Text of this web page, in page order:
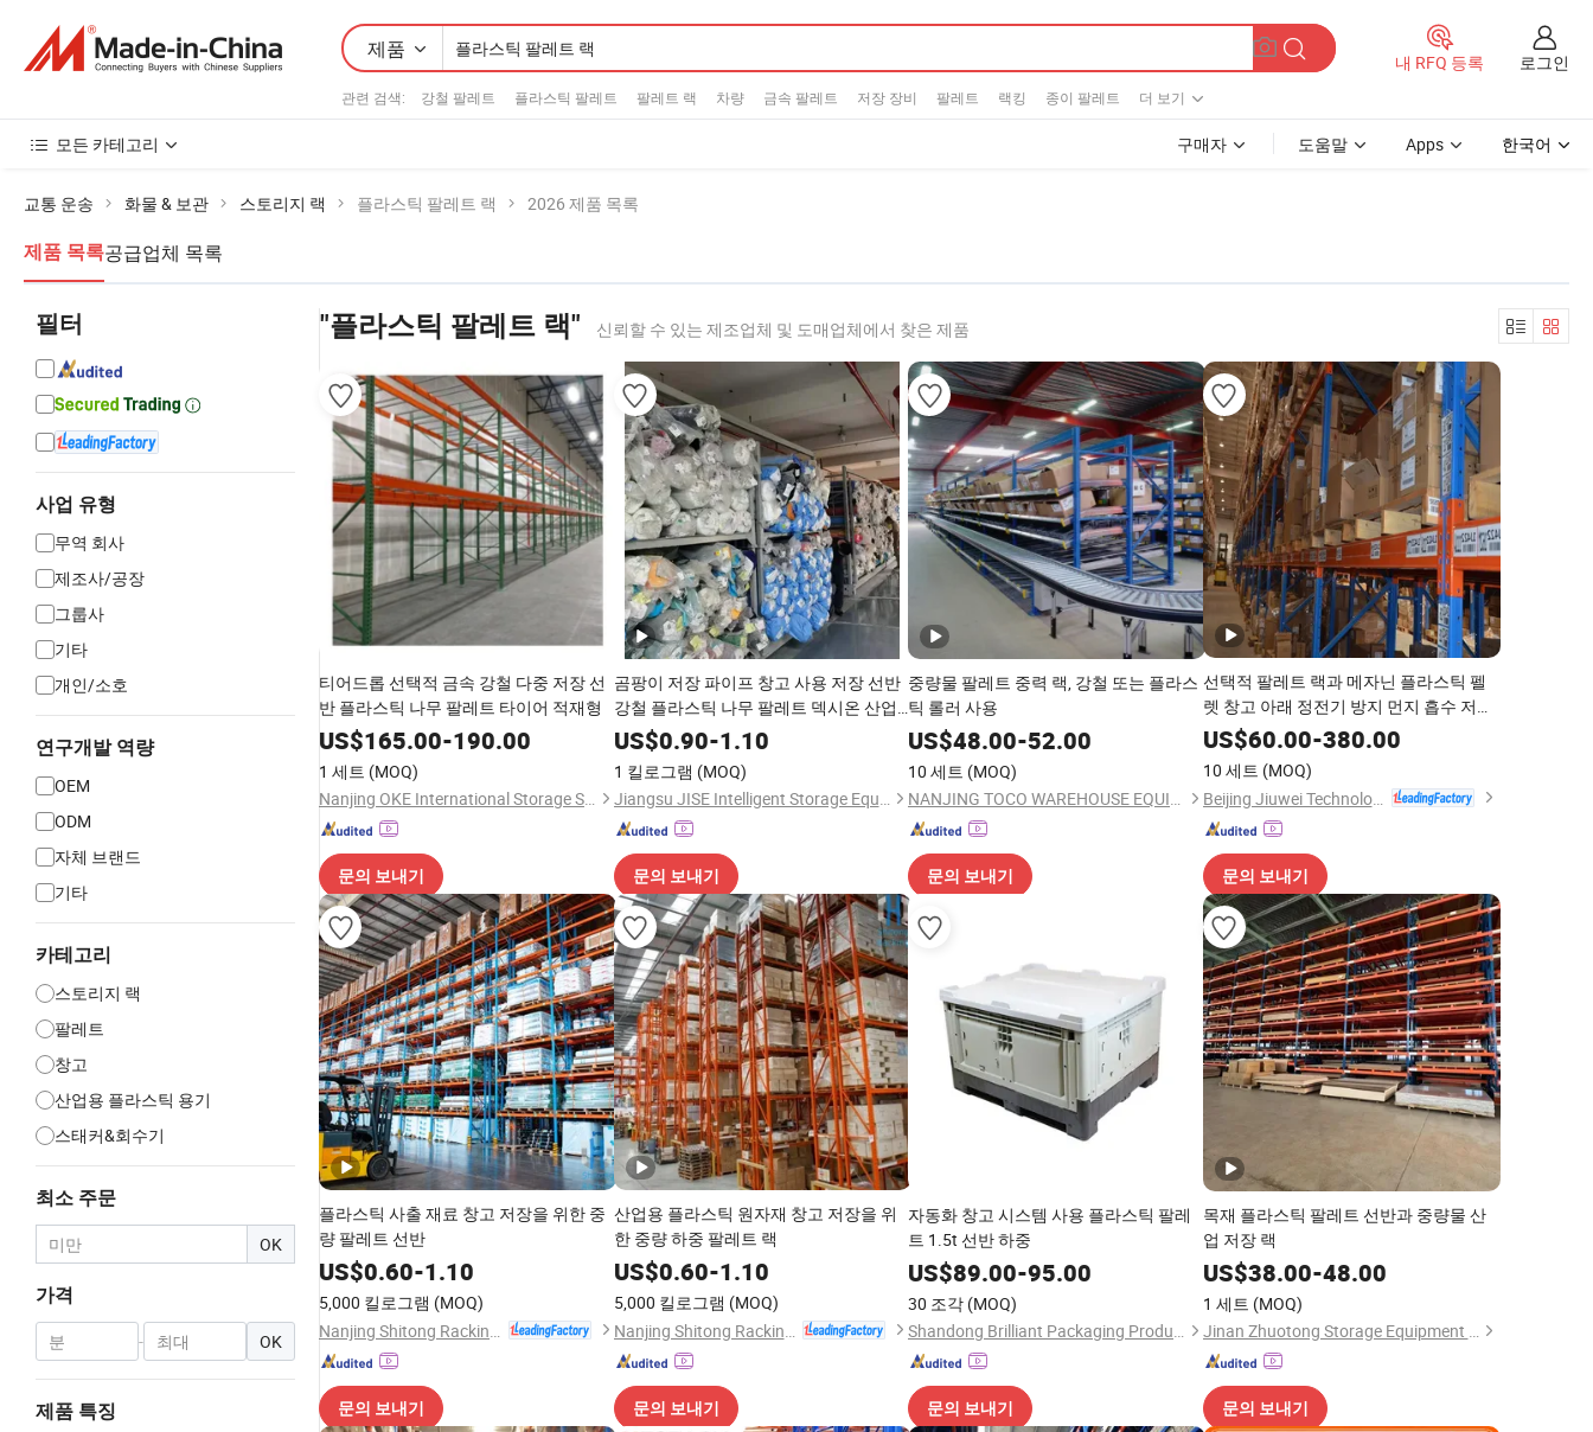
제품
관련 검색: 강철 팔레트 플라스틱 팔레트 팔레트 랙 차량 금속 팔레트 저장 장비 팔레트 랙킹 종이 팔레트 더 보기
내 RFQ 등록 로그인
모든 카테고리 구매자 도움말 Apps 한국어
교통 운송 화물 & 보관 스토리지 랙 플라스틱 팔레트 랙 2026 제품 목록
제품 목록공급업체 목록
필터
사업 유형
무역 회사
제조사/공장
그룹사
기타
개인/소호
연구개발 역량
OEM
ODM
자체 브랜드
기타
카테고리
스토리지 랙
팔레트
창고
산업용 플라스틱 용기
스태커&회수기
최소 주문
OK
가격
- OK
제품 특징
"플라스틱 팔레트 랙" 신뢰할 수 있는 제조업체 및 도매업체에서 찾은 제품
티어드롭 선택적 금속 강철 다중 저장 선
반 플라스틱 나무 팔레트 타이어 적재형
US$165.00-190.00
1 세트 (MOQ)
Nanjing OKE International Storage Systems Co., Ltd.
문의 보내기
곰팡이 저장 파이프 창고 사용 저장 선반
강철 플라스틱 나무 팔레트 덱시온 산업
선반 타이어 스택 접이식 랙 중량용 금속
선반
US$0.90-1.10
1 킬로그램 (MOQ)
Jiangsu JISE Intelligent Storage Equipment Co., Ltd.
문의 보내기
중량물 팔레트 중력 랙, 강철 또는 플라스
틱 롤러 사용
US$48.00-52.00
10 세트 (MOQ)
NANJING TOCO WAREHOUSE EQUIPMENT CO., LTD.
문의 보내기
선택적 팔레트 랙과 메자닌 플라스틱 펠
렛 창고 아래 정전기 방지 먼지 흡수 저장
랙 중량물 강철 랙
US$60.00-380.00
10 세트 (MOQ)
Beijing Jiuwei Technology Co., Ltd.
문의 보내기
플라스틱 사출 재료 창고 저장을 위한 중
량 팔레트 선반
US$0.60-1.10
5,000 킬로그램 (MOQ)
문의 보내기
산업용 플라스틱 원자재 창고 저장을 위
한 중량 하중 팔레트 랙
US$0.60-1.10
5,000 킬로그램 (MOQ)
문의 보내기
자동화 창고 시스템 사용 플라스틱 팔레
트 1.5t 선반 하중
US$89.00-95.00
30 조각 (MOQ)
Shandong Brilliant Packaging Products Co., Ltd.
문의 보내기
목재 플라스틱 팔레트 선반과 중량물 산
업 저장 랙
US$38.00-48.00
1 세트 (MOQ)
Jinan Zhuotong Storage Equipment Co., Ltd
문의 보내기